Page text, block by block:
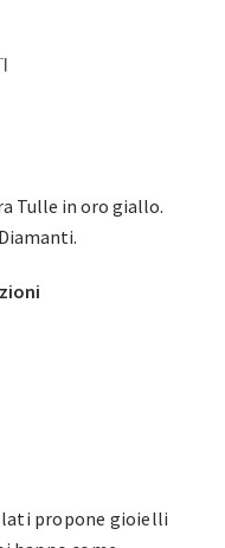
Tulle in oro giallo.
propone gioielli